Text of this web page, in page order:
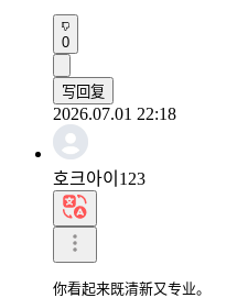
0
写回复
2026.07.01 22:18
호크아이123
你看起来既清新又专业。